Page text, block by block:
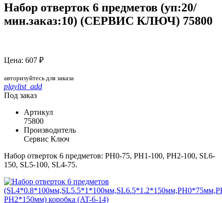
Набор отверток 6 предметов (уп:20/
мин.заказ:10) (СЕРВИС КЛЮЧ) 75800
Цена: 607 ₽
авторизуйтесь для заказа
playlist_add
Под заказ
Артикул
75800
Производитель
Сервис Ключ
Набор отверток 6 предметов: PH0-75, PH1-100, PH2-100, SL6-
150, SL5-100, SL4-75.